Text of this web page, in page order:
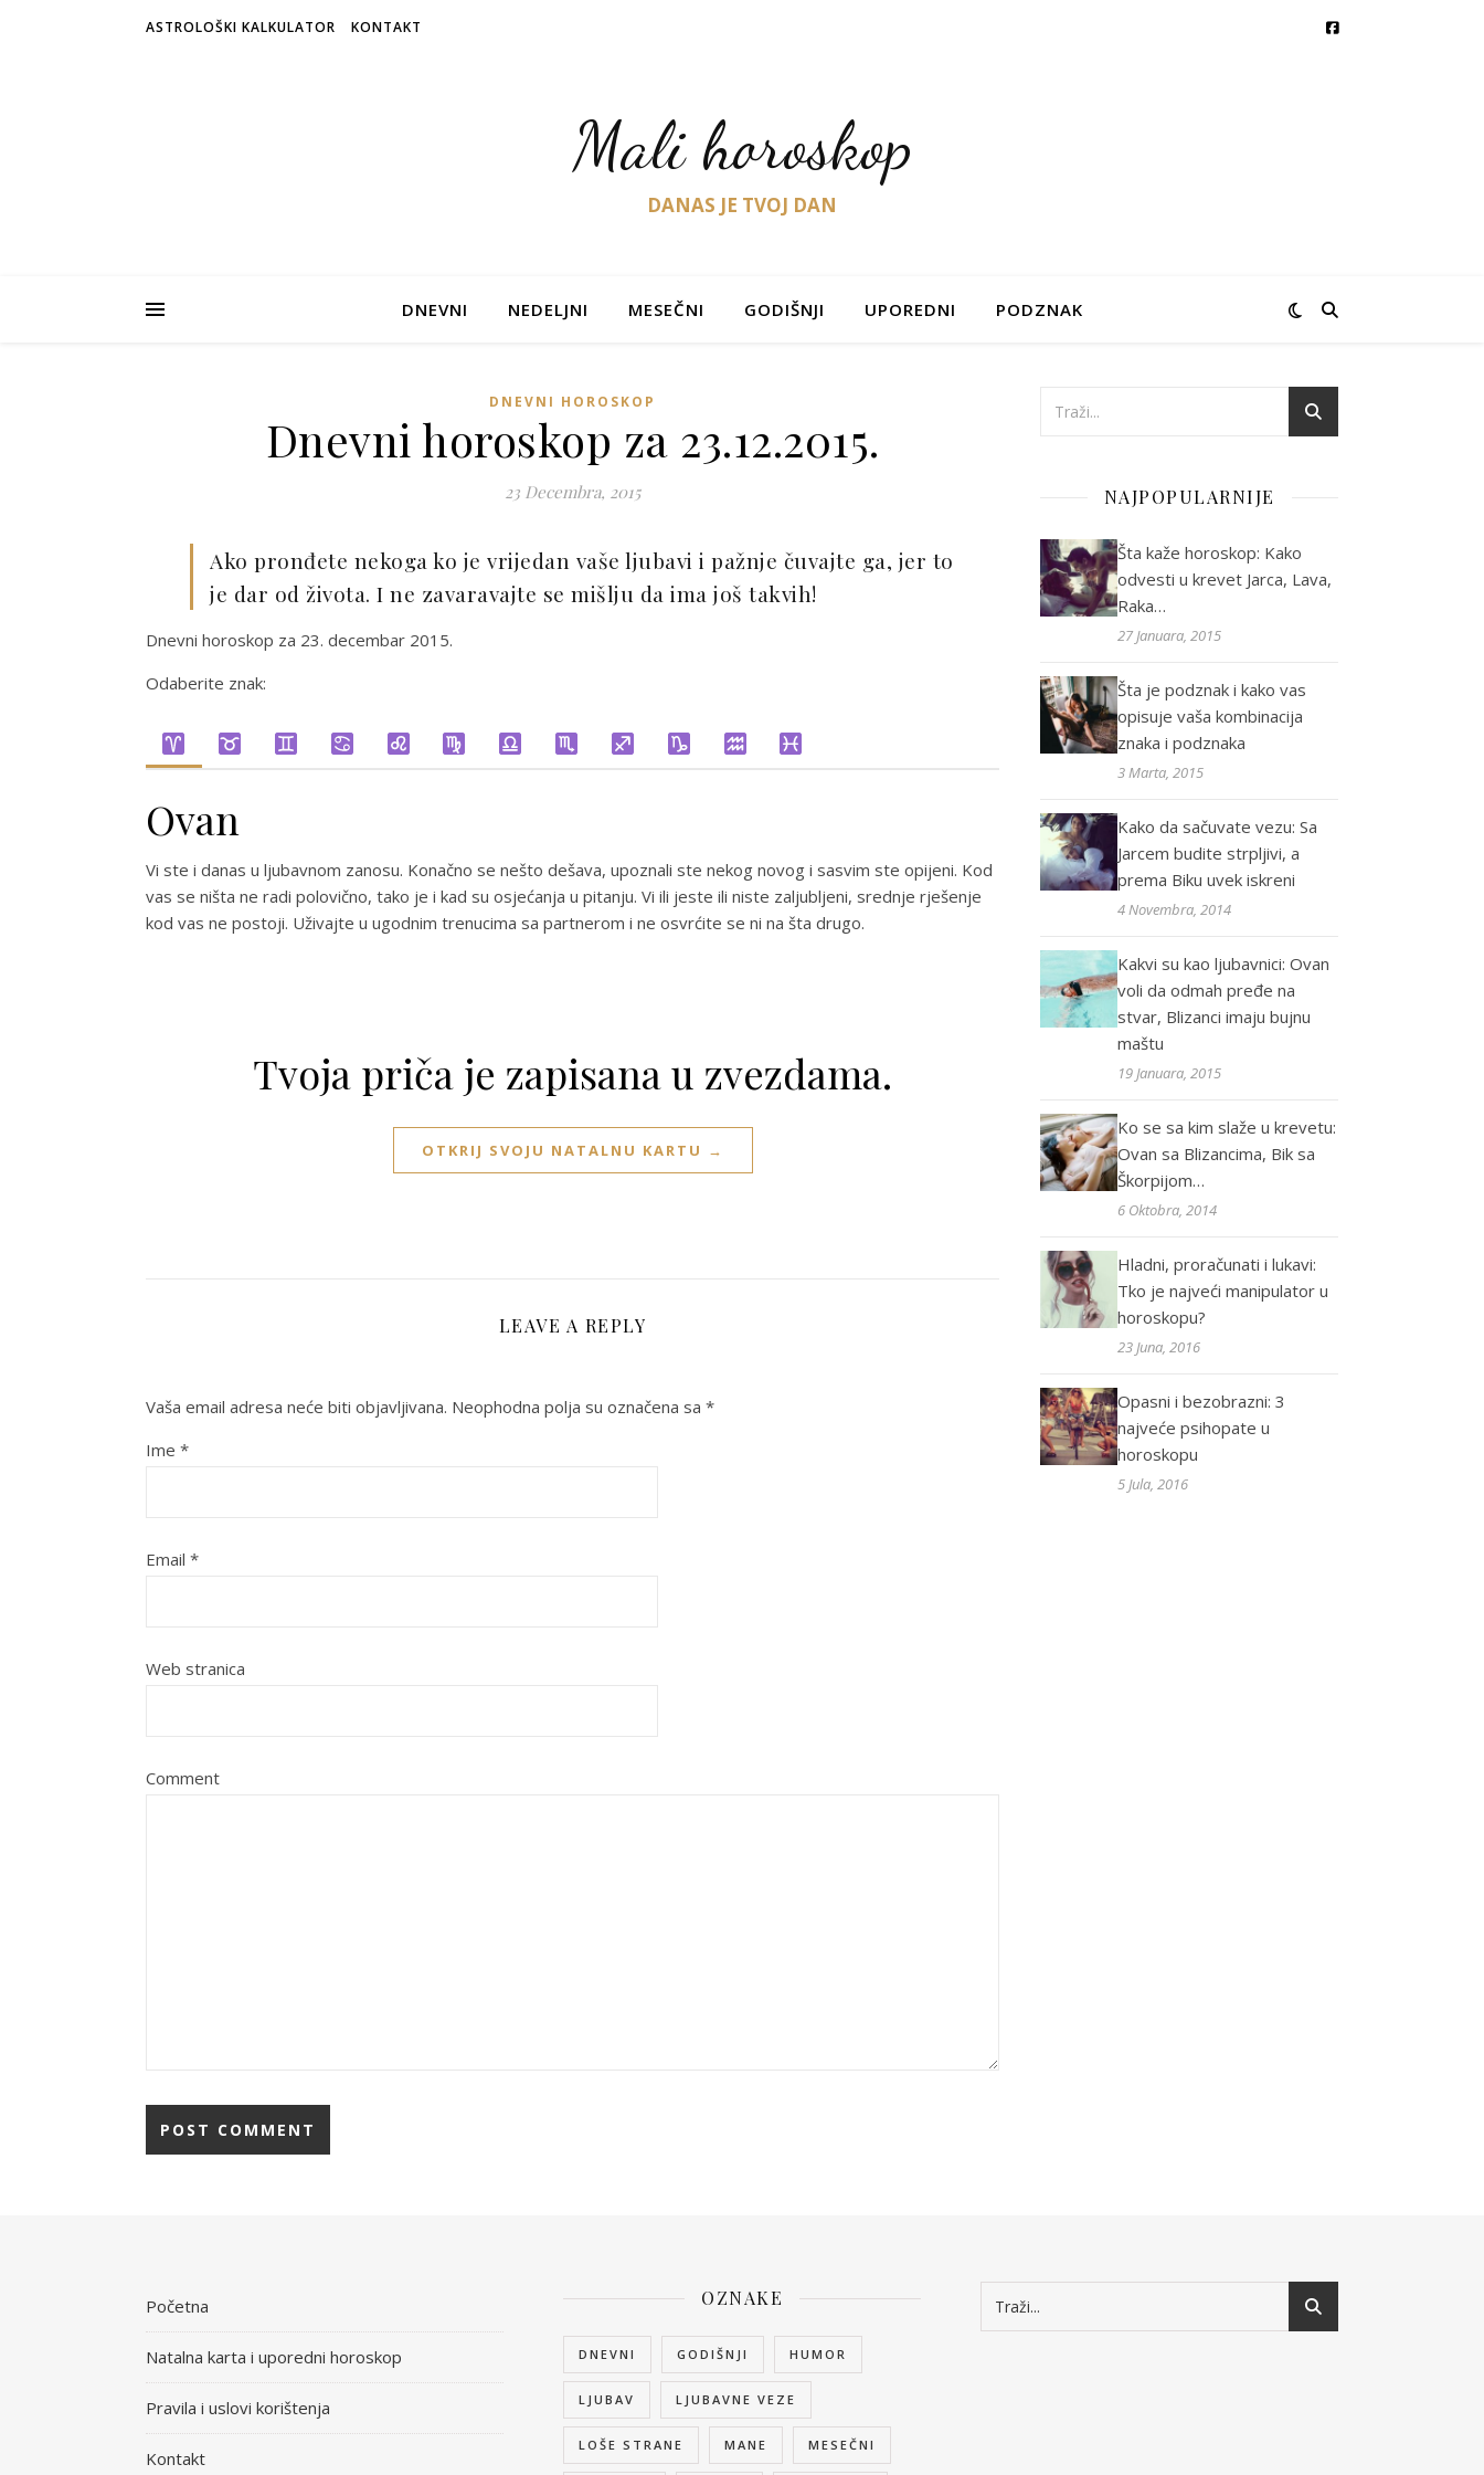
ASTROLOŠKI KALKULATOR KONTAKT
Mali horoskop
DANAS JE TVOJ DAN
DNEVNI NEDELJNI MESEČNI GODIŠNJI UPOREDNI PODZNAK
DNEVNI HOROSKOP
Dnevni horoskop za 23.12.2015.
23 Decembra, 2015
Ako pronđete nekoga ko je vrijedan vaše ljubavi i pažnje čuvajte ga, jer to
je dar od života. I ne zavaravajte se mišlju da ima još takvih!
Dnevni horoskop za 23. decembar 2015.
Odaberite znak:
Ovan
Vi ste i danas u ljubavnom zanosu. Konačno se nešto dešava, upoznali ste nekog novog i sasvim ste opijeni. Kod
vas se ništa ne radi polovično, tako je i kad su osjećanja u pitanju. Vi ili jeste ili niste zaljubljeni, srednje rješenje
kod vas ne postoji. Uživajte u ugodnim trenucima sa partnerom i ne osvrćite se ni na šta drugo.
Tvoja priča je zapisana u zvezdama.
OTKRIJ SVOJU NATALNU KARTU →
LEAVE A REPLY
Vaša email adresa neće biti objavljivana. Neophodna polja su označena sa *
Ime *
Email *
Web stranica
Comment
NAJPOPULARNIJE
Šta kaže horoskop: Kako
odvesti u krevet Jarca, Lava,
Raka…
27 Januara, 2015
Šta je podznak i kako vas
opisuje vaša kombinacija
znaka i podznaka
3 Marta, 2015
Kako da sačuvate vezu: Sa
Jarcem budite strpljivi, a
prema Biku uvek iskreni
4 Novembra, 2014
Kakvi su kao ljubavnici: Ovan
voli da odmah pređe na
stvar, Blizanci imaju bujnu
maštu
19 Januara, 2015
Ko se sa kim slaže u krevetu:
Ovan sa Blizancima, Bik sa
Škorpijom…
6 Oktobra, 2014
Hladni, proračunati i lukavi:
Tko je najveći manipulator u
horoskopu?
23 Juna, 2016
Opasni i bezobrazni: 3
najveće psihopate u
horoskopu
5 Jula, 2016
Početna
Natalna karta i uporedni horoskop
Pravila i uslovi korištenja
Kontakt
OZNAKE
DNEVNI GODIŠNJI HUMOR
LJUBAV LJUBAVNE VEZE
LOŠE STRANE MANE MESEČNI